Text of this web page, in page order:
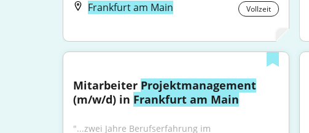
Frankfurt am Main
Vollzeit
Mitarbeiter Projektmanagement
(m/w/d) in Frankfurt am Main